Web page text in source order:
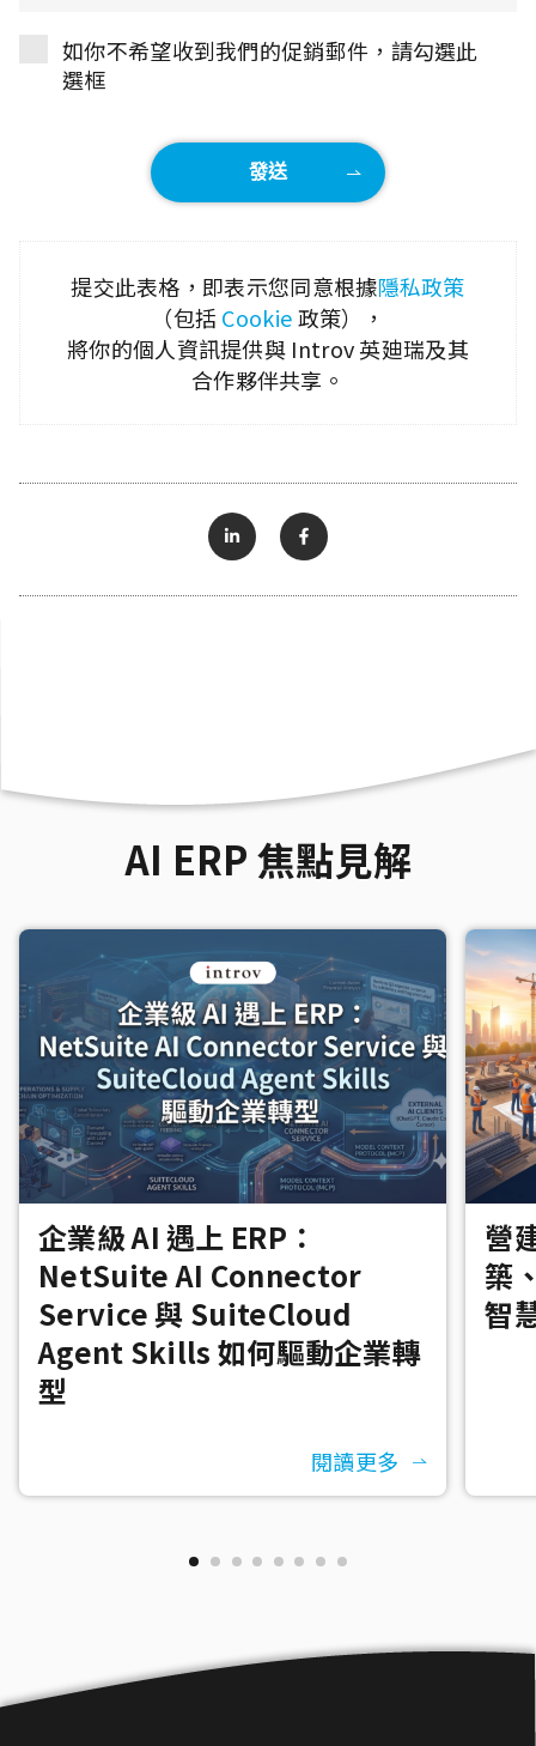
如你不希望收到我們的促銷郵件，請勾選此
選框
提交此表格，即表示您同意根據隱私政策
（包括 Cookie政策），
將你的個人資訊提供與 Introv 英廸瑞及其
合作夥伴共享。
AI ERP 焦點見解
企業級 AI 遇上 ERP：
NetSuite AI Connector
Service 與 SuiteCloud
Agent Skills 如何驅動企業轉
型
閱讀更多
營
築
智